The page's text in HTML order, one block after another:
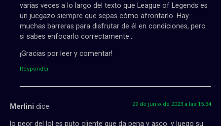
varias veces a lo largo del texto que League of Legends es
un juegazo siempre que sepas cómo afrontarlo. Hay
muchas barreras para disfrutar de él en condiciones, pero
si sabes enfocarlo correctamente…
¡Gracias por leer y comentar!
Responder
Merlini dice: 29 de junio de 2023 a las 15:34
lo peor del lol es puto cliente que da pena y asco. y luego su